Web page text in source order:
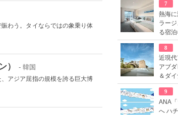
わう。タイならではの象乗り体
） - 韓国
アジア屈指の規模を誇る巨大博
7
熱海
ラー
る宿
8
近現
アブ
＆ダ
9
ANA
へ ハ